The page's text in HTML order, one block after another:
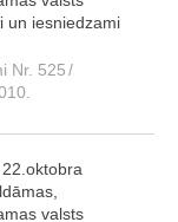
un iesniedzami
Nr. 525/
valsts